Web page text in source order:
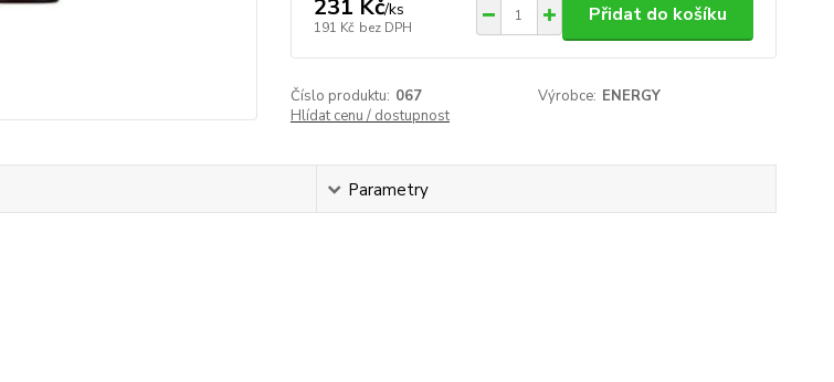
231 Kč/ks
191 Kč bez DPH
Přidat do košíku
Číslo produktu: 067 Výrobce: ENERGY
Hlídat cenu / dostupnost
Parametry